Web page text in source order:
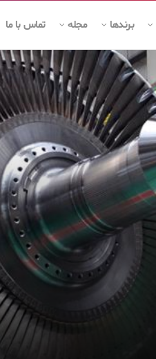
برندها مجله تماس با ما